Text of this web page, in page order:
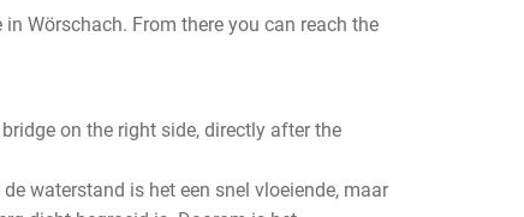
Wörschach. From there you can reach the
on the right side, directly after the
waterstand is het een snel vloeiende, maar